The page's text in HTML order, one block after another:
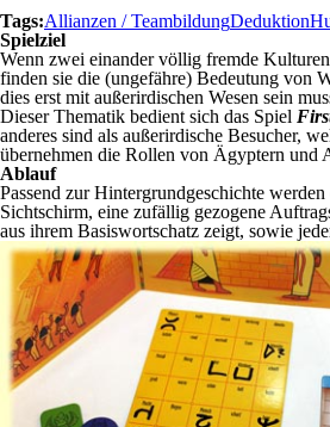
Tags:Allianzen / TeambildungDeduktion
Spielziel
Wenn zwei einander völlig fremde
finden sie die (ungefähre) Bedeutung von
dies erst mit außerirdischen Wesen sein
Dieser Thematik bedient sich das Spiel
anderes sind als außerirdische Besucher,
übernehmen die Rollen von Ägyptern und
Ablauf
Passend zur Hintergrundgeschichte
Sichtschirm, eine zufällig gezogene
aus ihrem Basiswortschatz zeigt, sowie